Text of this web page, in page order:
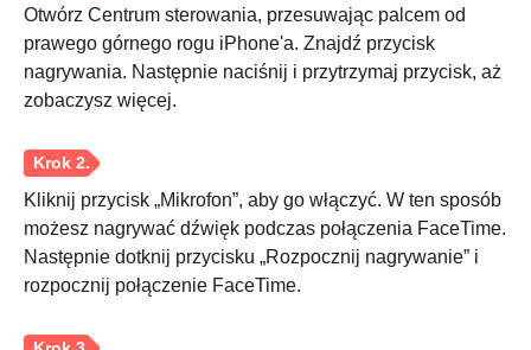
Otwórz Centrum sterowania, przesuwając palcem od
prawego górnego rogu iPhone'a. Znajdź przycisk
nagrywania. Następnie naciśnij i przytrzymaj przycisk, aż
zobaczysz więcej.
Kliknij przycisk „Mikrofon”, aby go włączyć. W ten sposób
możesz nagrywać dźwięk podczas połączenia FaceTime.
Następnie dotknij przycisku „Rozpocznij nagrywanie” i
rozpocznij połączenie FaceTime.